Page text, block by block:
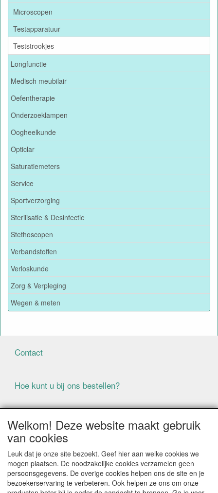
Microscopen
Testapparatuur
Teststrookjes
Longfunctie
Medisch meubilair
Oefentherapie
Onderzoeklampen
Oogheelkunde
Opticlar
Saturatiemeters
Service
Sportverzorging
Sterilisatie & Desinfectie
Stethoscopen
Verbandstoffen
Verloskunde
Zorg & Verpleging
Wegen & meten
Contact
Hoe kunt u bij ons bestellen?
Voorwaarden
BIJ BESTELLINGEN ONDER DE € 125,00 EXCLUSIEF BTW
BRENGEN WIJ IN NEDERLAND € 5,87 VERZENDKOSTEN
IN REKENING (BELGIË € 9,09). VERZENDKOSTEN
WORDEN VERWIJDERD BIJ BESTELLING BOVEN DE €
Welkom! Deze website maakt gebruik
van cookies
Leuk dat je onze site bezoekt. Geef hier aan welke cookies we
mogen plaatsen. De noodzakelijke cookies verzamelen geen
persoonsgegevens. De overige cookies helpen ons de site en je
bezoekerservaring te verbeteren. Ook helpen ze ons om onze